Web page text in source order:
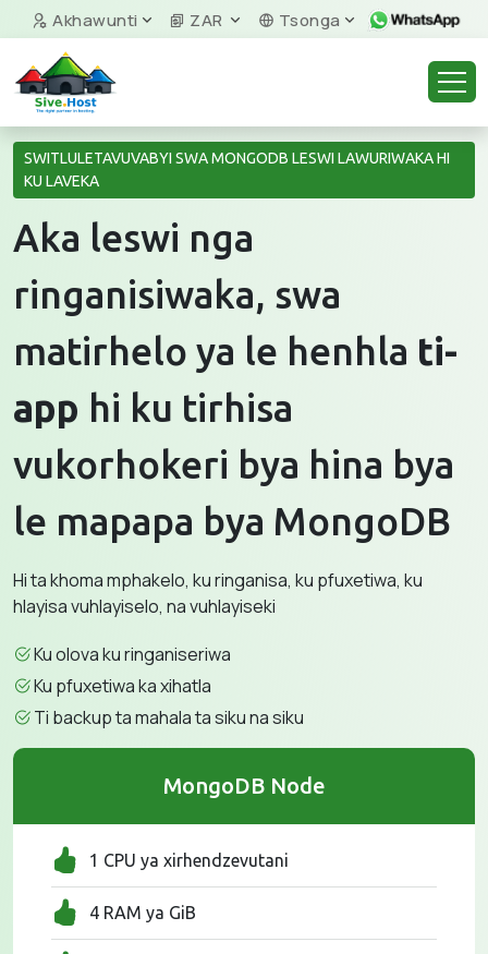
Akhawunti ZAR Tsonga
SWITLULETAVUVABYI SWA MONGODB LESWI LAWURIWAKA HI
KU LAVEKA
Aka leswi nga
ringanisiwaka, swa
matirhelo ya le henhla ti-
app hi ku tirhisa
vukorhokeri bya hina bya
le mapapa bya MongoDB
Hi ta khoma mphakelo, ku ringanisa, ku pfuxetiwa, ku
hlayisa vuhlayiselo, na vuhlayiseki
Ku olova ku ringaniseriwa
Ku pfuxetiwa ka xihatla
Ti backup ta mahala ta siku na siku
MongoDB Node
1 CPU ya xirhendzevutani
4 RAM ya GiB